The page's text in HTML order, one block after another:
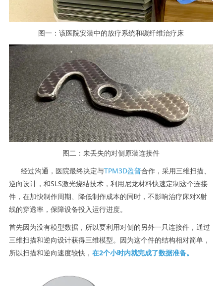
图一：该医院安装中的放疗系统和碳纤维治疗床
图二：未丢失的对侧原装连接件
经过沟通，医院最终决定与TPM3D盈普合作，采用三维扫描、
逆向设计，和SLS激光烧结技术，利用尼龙材料快速定制这个连接
件，在加快制作周期、降低制作成本的同时，不影响治疗床对X射
线的穿透率，保障设备投入运行进度。
首先因为没有模型数据，所以要利用对侧的另外一只连接件，通过
三维扫描和逆向设计获得三维模型。因为这个件的结构相对简单，
所以扫描和逆向速度较快， 在2个小时内就完成了数据准备。